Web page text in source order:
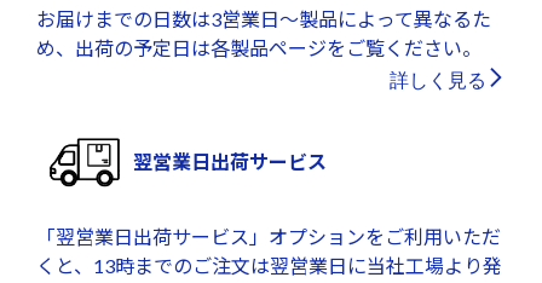
お届けまでの日数は3営業日～製品によって異なるた
め、出荷の予定日は各製品ページをご覧ください。
詳しく見る
翌営業日出荷サービス
「翌営業日出荷サービス」オプションをご利用いただ
くと、13時までのご注文は翌営業日に当社工場より発